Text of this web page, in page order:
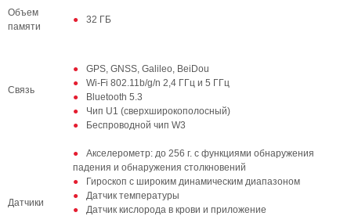
Объем
памяти
32 ГБ
Связь
GPS, GNSS, Galileo, BeiDou
Wi-Fi 802.11b/g/n 2,4 ГГц и 5 ГГц
Bluetooth 5.3
Чип U1 (сверхширокополосный)
Беспроводной чип W3
Датчики
Акселерометр: до 256 г. с функциями обнаружения
падения и обнаружения столкновений
Гироскоп с широким динамическим диапазоном
Датчик температуры
Датчик кислорода в крови и приложение